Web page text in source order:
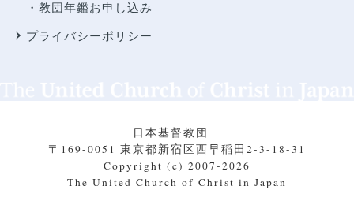
・教団年鑑お申し込み
プライバシーポリシー
日本基督教団
〒169-0051 東京都新宿区西早稲田2-3-18-31
Copyright (c) 2007-2026
The United Church of Christ in Japan